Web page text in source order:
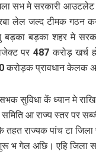
सभ मे सरकारी आउटलेट
लेल जल्द टीमक गठन
बड़का बड़का शहर मे
पर 487 करोड़ खर्च
करोड़क प्रावधान केलक
सुविधा कें ध्यान मे
आ राज्य स्तर पर
राज्यक पांच टा जिला
भ गेल अछि। एहि जिला